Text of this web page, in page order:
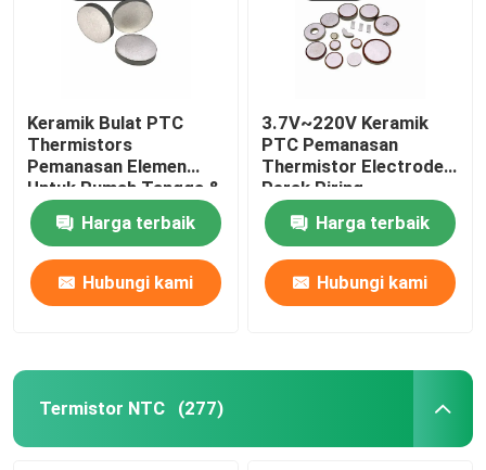
Keramik Bulat PTC
Thermistors
Pemanasan Elemen
Untuk Rumah Tangga &
Industri Otomotif Pelet
Kualitas Premium
Harga terbaik
Hubungi kami
3.7V~220V Keramik
PTC Pemanasan
Thermistor Electrode
Perak Piring
Pemanasan Suhu
KonstanHarga terbaik
Hubungi kami
Termistor NTC (277)